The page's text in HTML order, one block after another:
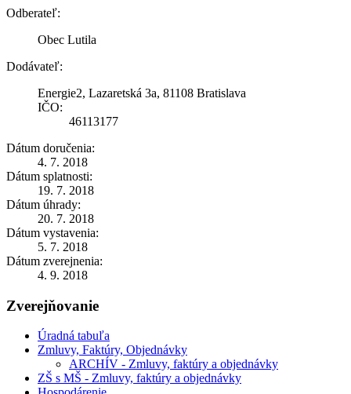
Odberateľ:
Obec Lutila
Dodávateľ:
Energie2, Lazaretská 3a, 81108 Bratislava
IČO:
46113177
Dátum doručenia:
4. 7. 2018
Dátum splatnosti:
19. 7. 2018
Dátum úhrady:
20. 7. 2018
Dátum vystavenia:
5. 7. 2018
Dátum zverejnenia:
4. 9. 2018
Zverejňovanie
Úradná tabuľa
Zmluvy, Faktúry, Objednávky
ARCHÍV - Zmluvy, faktúry a objednávky
ZŠ s MŠ - Zmluvy, faktúry a objednávky